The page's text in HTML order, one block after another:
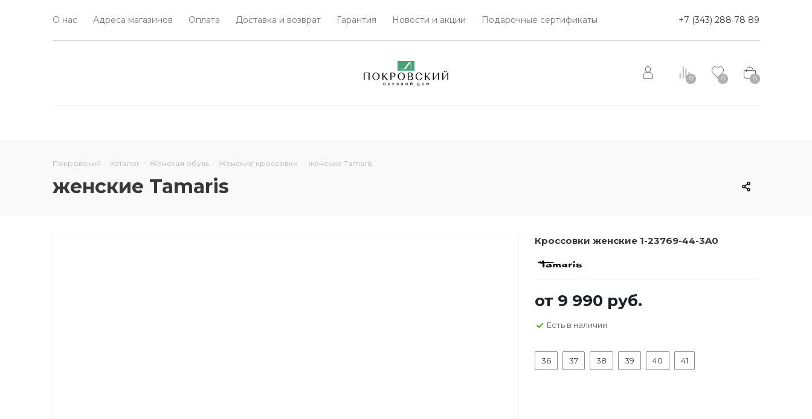
О нас Адреса магазинов Оплата Доставка и возврат Гарантия Новости и акции Подарочные сертификаты +7 (343) 288 78 89
0 0 0
Покровский - Каталог - Женская обувь - Женские кроссовки - женские Tamaris
женские Tamaris
Кроссовки женские 1-23769-44-3A0
от 9 990 руб.
Есть в наличии
36 37 38 39 40 41